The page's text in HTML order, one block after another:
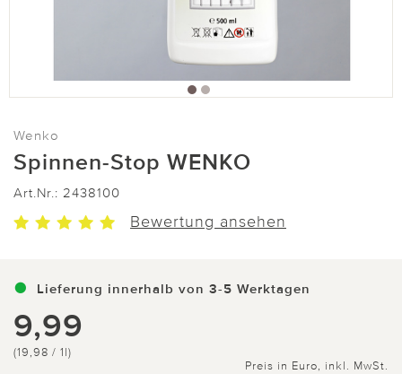
Wenko
Spinnen-Stop WENKO
Art.Nr.: 2438100
Bewertung ansehen
Lieferung innerhalb von 3-5 Werktagen
9,99
(19,98 / 1l)
Preis in Euro, inkl. MwSt.